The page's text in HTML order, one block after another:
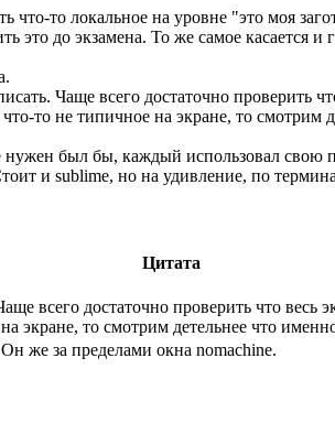
что-то локальное на уровне "это моя
это до экзамена. То же самое касается и
Чаще всего достаточно проверить
то не типичное на экране, то смотрим
нужен был бы, каждый использовал свою
и sublime, но на удивление, по
Цитата
всего достаточно проверить что весь
экране, то смотрим детельнее что
же за пределами окна nomachine.